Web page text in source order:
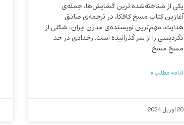
یکی از شناخته‌شده ترین گشایش‌ها، جمله‌ی
آغازین کتاب مسخ کافکا، در ترجمه‌ی صادق
هدایت، مهم‌ترین نویسنده‌ی مدرن ایران، شکلی از
دگردیسی را از سر گذرانیده است. رخدادی در حد
مسخِ مسخ.
ادامه مطلب »
20 آوریل 2024